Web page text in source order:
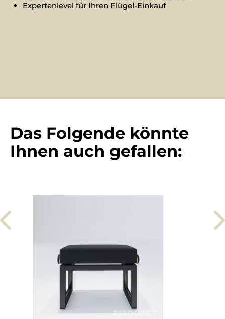
Expertenlevel für Ihren Flügel-Einkauf
Das Folgende könnte
Ihnen auch gefallen: